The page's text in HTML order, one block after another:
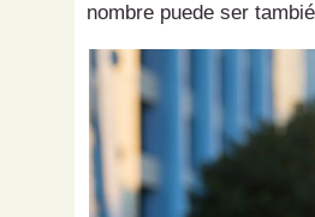
nombre puede ser